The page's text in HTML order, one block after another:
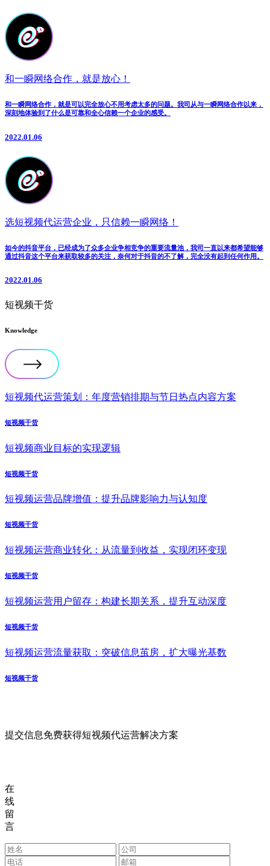
和一瞬网络合作，就是放心！
和一瞬网络合作，就是可以完全放心不用考虑太多的问题。我司从与一瞬网络合作以来，
深刻地体验到了什么是可靠和全心信赖一个企业的感受。
2022.01.06
选短视频代运营企业，只信赖一瞬网络！
如今的抖音平台，已经成为了众多企业争相竞争的重要流量池，我司一直以来都希望能够
通过抖音这个平台来获取较多的关注，奈何对于抖音的不了解，完全没有起到任何作用。
2022.01.06
短视频干货
Knowledge
短视频代运营策划：年度营销排期与节日热点内容方案
短视频干货
短视频商业目标的实现逻辑
短视频干货
短视频运营品牌增值：提升品牌影响力与认知度
短视频干货
短视频运营商业转化：从流量到收益，实现闭环变现
短视频干货
短视频运营用户留存：构建长期关系，提升互动深度
短视频干货
短视频运营流量获取：突破信息茧房，扩大曝光基数
短视频干货
提交信息免费获得短视频代运营解决方案
在
线
留
言